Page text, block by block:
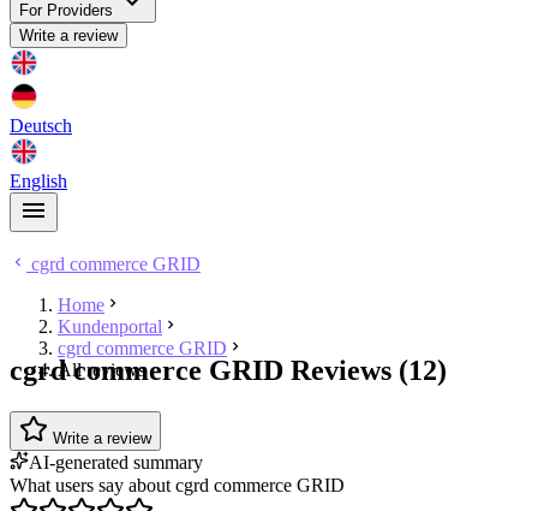
For Providers
Write a review
Deutsch
English
cgrd commerce GRID
Home
Kundenportal
cgrd commerce GRID
All reviews
cgrd commerce GRID Reviews (12)
Write a review
AI-generated summary
What users say about cgrd commerce GRID